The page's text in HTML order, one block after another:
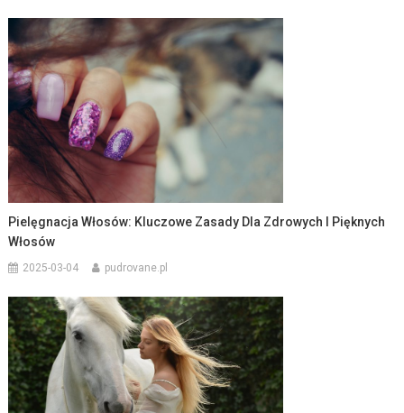
Pielęgnacja Włosów: Kluczowe Zasady Dla Zdrowych I Pięknych
Włosów
2025-03-04 pudrovane.pl